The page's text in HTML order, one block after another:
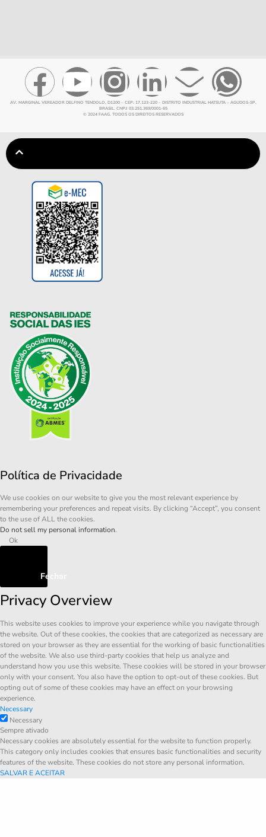
AV. MARGINAL VEREADOR DELFINO TENDOLO, D1200 – CEP: 17.123-220 – DISTRITO INDUSTRIAL HATSUTA – AGUDOS-SP,
BRASIL. CNPJ: 03.251.369/0001-65
© 2024 FAAG. TODOS OS DIREITOS RESERVADOS
Política de Privacidade
We use cookies on our website to give you the most relevant experience by
remembering your preferences and repeat visits. By clicking “Accept”, you consent
to the use of ALL the cookies.
Do not sell my personal information.
Ok
Fechar
Privacy Overview
This website uses cookies to improve your experience while you navigate through
the website. Out of these cookies, the cookies that are categorized as necessary are
stored on your browser as they are essential for the working of basic functionalities
of the website. We also use third-party cookies that help us analyze and
understand how you use this website. These cookies will be stored in your browser
only with your consent. You also have the option to opt-out of these cookies. But
opting out of some of these cookies may have an effect on your browsing
experience.
Necessary
Necessary
Sempre ativado
Necessary cookies are absolutely essential for the website to function properly.
This category only includes cookies that ensures basic functionalities and security
features of the website. These cookies do not store any personal information.
SALVAR E ACEITAR